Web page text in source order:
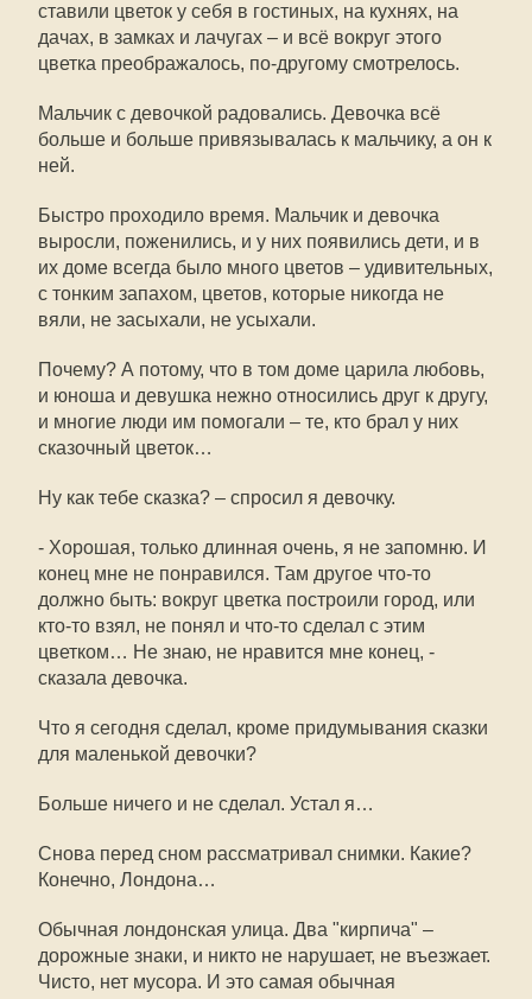
ставили цветок у себя в гостиных, на кухнях, на
дачах, в замках и лачугах – и всё вокруг этого
цветка преображалось, по-другому смотрелось.
Мальчик с девочкой радовались. Девочка всё
больше и больше привязывалась к мальчику, а он к
ней.
Быстро проходило время. Мальчик и девочка
выросли, поженились, и у них появились дети, и в
их доме всегда было много цветов – удивительных,
с тонким запахом, цветов, которые никогда не
вяли, не засыхали, не усыхали.
Почему? А потому, что в том доме царила любовь,
и юноша и девушка нежно относились друг к другу,
и многие люди им помогали – те, кто брал у них
сказочный цветок…
Ну как тебе сказка? – спросил я девочку.
- Хорошая, только длинная очень, я не запомню. И
конец мне не понравился. Там другое что-то
должно быть: вокруг цветка построили город, или
кто-то взял, не понял и что-то сделал с этим
цветком… Не знаю, не нравится мне конец, -
сказала девочка.
Что я сегодня сделал, кроме придумывания сказки
для маленькой девочки?
Больше ничего и не сделал. Устал я…
Снова перед сном рассматривал снимки. Какие?
Конечно, Лондона…
Обычная лондонская улица. Два "кирпича" –
дорожные знаки, и никто не нарушает, не въезжает.
Чисто, нет мусора. И это самая обычная